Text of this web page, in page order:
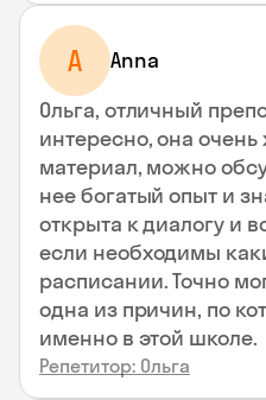
A Anna
Ольга, отличный
интересно, она
материал, можно
нее богатый опыт и
открыта к диалогу и
если необходимы
расписании. Точно
одна из причин, по
именно в этой школе.
Репетитор: Ольга